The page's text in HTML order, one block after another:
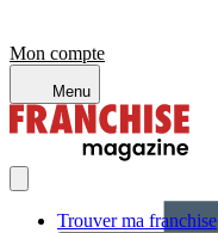
Mon compte
Menu
Trouver ma franchise